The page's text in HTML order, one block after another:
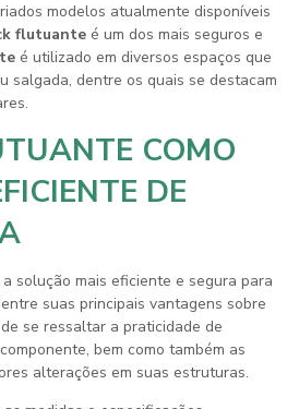
modelos atualmente disponíveis
flutuante é um dos mais seguros e
é utilizado em diversos espaços que
salgada, dentre os quais se destacam
COMO
DE
a solução mais eficiente e segura para
suas principais vantagens sobre
se ressaltar a praticidade de
bem como também as
alterações em suas estruturas.